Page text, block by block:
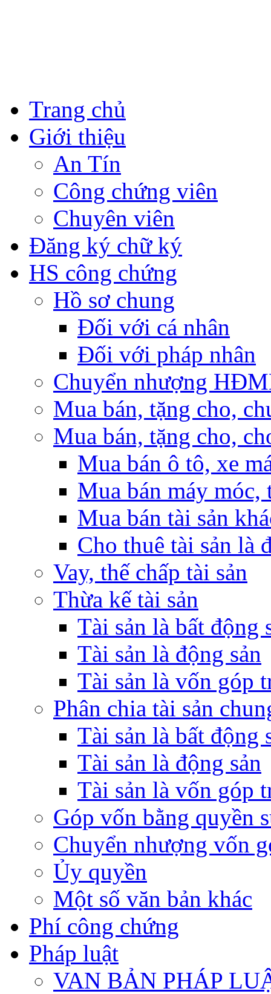
Trang chủ
Giới thiệu
An Tín
Công chứng viên
Chuyên viên
Đăng ký chữ ký
HS công chứng
Hồ sơ chung
Đối với cá nhân
Đối với pháp nhân
Chuyển nhượng
Mua bán, tặng cho,
Mua bán, tặng cho,
Mua bán ô tô, xe
Mua bán máy móc,
Mua bán tài sản
Cho thuê tài sản là
Vay, thế chấp tài sản
Thừa kế tài sản
Tài sản là bất động
Tài sản là động sản
Tài sản là vốn góp
Phân chia tài sản
Tài sản là bất động
Tài sản là động sản
Tài sản là vốn góp
Góp vốn bằng quyền
Chuyển nhượng vốn
Ủy quyền
Một số văn bản khác
Phí công chứng
Pháp luật
VAN BẢN PHÁP